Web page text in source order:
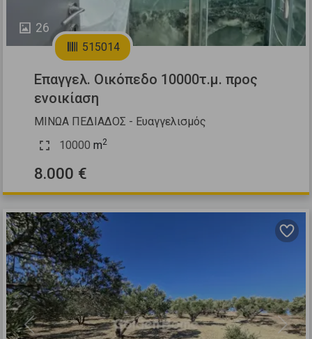
26
515014
Επαγγελ. Οικόπεδο 10000τ.μ. προς
ενοικίαση
ΜΙΝΩΑ ΠΕΔΙΑΔΟΣ - Ευαγγελισμός
10000 m2
8.000 €
Previous Next